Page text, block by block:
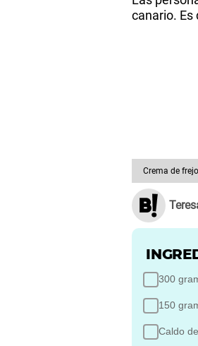
canario. Es
Crema de
300
150
Caldo